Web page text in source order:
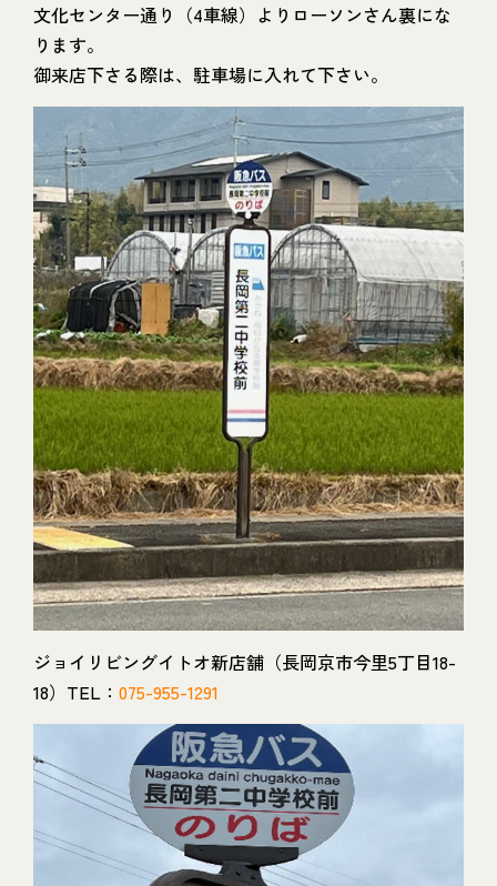
文化センター通り（4車線）よりローソンさん裏にな
ります。
御来店下さる際は、駐車場に入れて下さい。
ジョイリビングイトオ新店舗（長岡京市今里5丁目18-
18）TEL： 075-955-1291